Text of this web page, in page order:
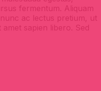
fermentum. Aliquam
ac lectus pretium, ut
sapien libero. Sed